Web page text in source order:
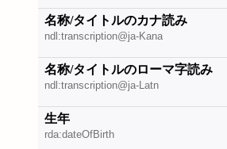
名称/タイトルのカナ読み
ndl:transcription@ja-Kana
名称/タイトルのローマ字読み
ndl:transcription@ja-Latn
生年
rda:dateOfBirth